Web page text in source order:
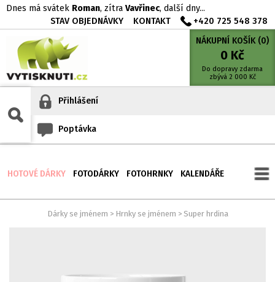
Dnes má svátek Roman, zítra Vavřinec, další dny...
STAV OBJEDNÁVKY
KONTAKT
+420 725 548 378
NÁKUPNÍ KOŠÍK (0)
0 Kč
Do dopravy zdarma
zbývá 2 000 Kč
Přihlášení
Poptávka
HOTOVÉ DÁRKY FOTODÁRKY FOTOHRNKY KALENDÁŘE
Dárky se jménem > Hrnky se jménem > Super hrdina